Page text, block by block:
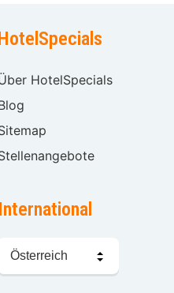
HotelSpecials
International
Sprache
wählen